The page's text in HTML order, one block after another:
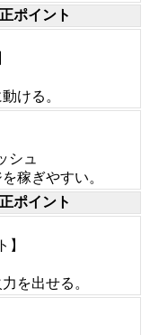
ポイント
ける。
シュ
稼ぎやすい。
ポイント
】
を出せる。